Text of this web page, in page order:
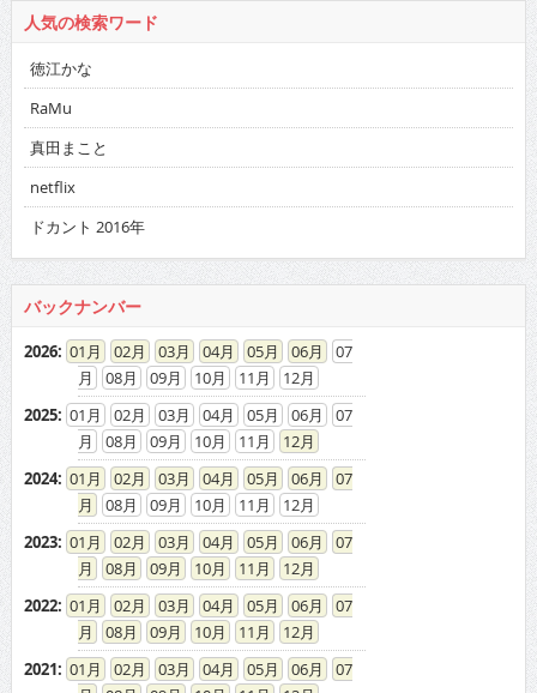
人気の検索ワード
徳江かな
RaMu
真田まこと
netflix
ドカント 2016年
バックナンバー
2026: 01 02 03 04 05 06
07
08
09 10 11
12
2025: 01 02 03 04 05 06
07
08
09 10 11
12
2024: 01 02 03 04 05 06
07
08
09 10 11
12
2023: 01 02 03 04 05 06
07
08
09 10 11
12
2022: 01 02 03 04 05 06
07
08
09 10 11
12
2021: 01 02 03 04 05 06
07